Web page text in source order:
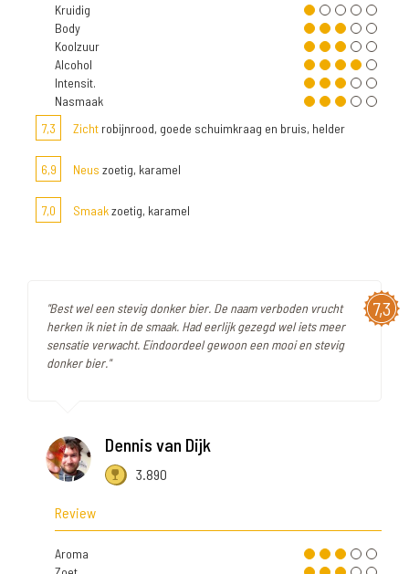
Kruidig
Body
Koolzuur
Alcohol
Intensit.
Nasmaak
7,3
Zicht robijnrood, goede schuimkraag en bruis, helder
6,9 Neus zoetig, karamel
7,0 Smaakzoetig, karamel
7,3
"Best wel een stevig donker bier. De naam verboden vrucht
herken ik niet in de smaak. Had eerlijk gezegd wel iets meer
sensatie verwacht. Eindoordeel gewoon een mooi en stevig
donker bier."
Dennis van Dijk
3.890
Review
Aroma